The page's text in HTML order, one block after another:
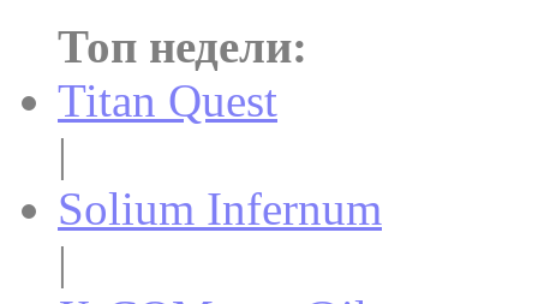
Топ недели:
Titan Quest
|
Solium Infernum
|